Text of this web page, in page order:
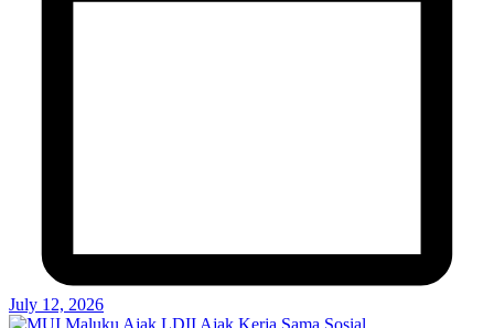
July 12, 2026